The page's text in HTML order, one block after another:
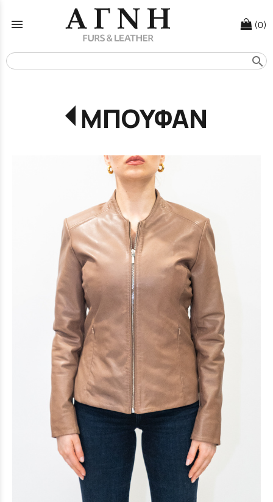
menu (0)
search
ΜΠΟΥΦΑΝ